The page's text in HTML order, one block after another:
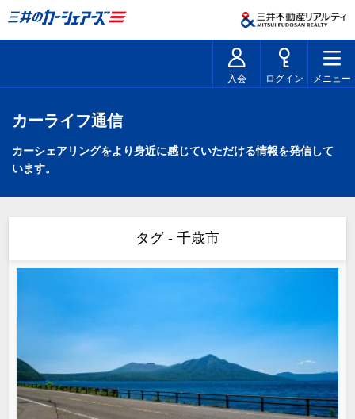
入会 ログイン メニュー
カーライフ通信
カーシェアリングをより身近に感じていただける情報を発信して
います。
タグ - 千歳市